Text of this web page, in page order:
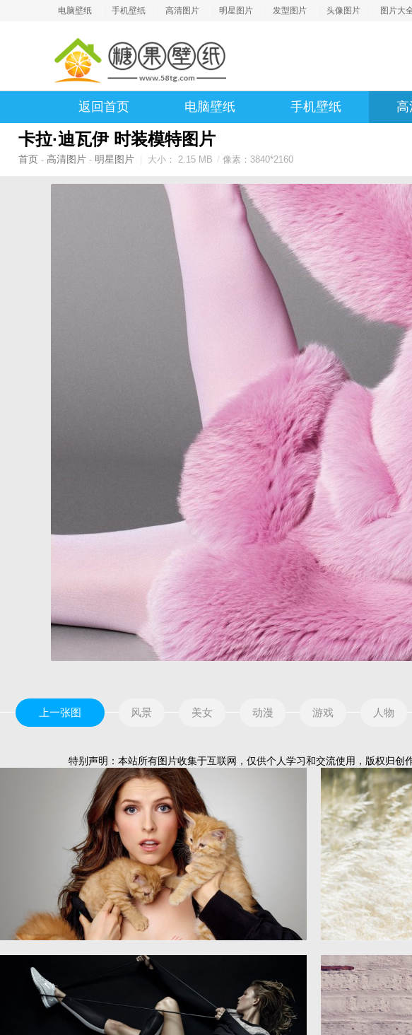
电脑壁纸 手机壁纸 高清图片 明星图片 发型图片 头像图片 图片大
返回首页 电脑壁纸 手机壁纸
卡拉·迪瓦伊 时装模特图片
首页 - 高清图片 - 明星图片 大小： 2.15 MB / 像素：3840*2160
上一张图 风景 美女 动漫 游戏 人物
特别声明：本站所有图片收集于互联网，仅供个人学习和交流使用，版权归
安娜·肯德里克 小猫 时装模特图片 西